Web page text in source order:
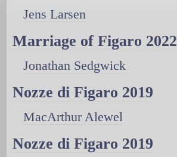
Jens Larsen
Marriage of Figaro 2022
Jonathan Sedgwick
Nozze di Figaro 2019
MacArthur Alewel
Nozze di Figaro 2019